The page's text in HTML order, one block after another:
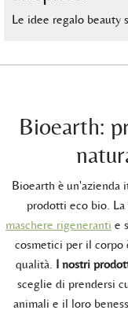
Le idee regalo beauty
Bioearth:
Bioearth è un'azienda
prodotti eco bio. La
maschere rigeneranti e
cosmetici per il corpo
qualità. I nostri
sceglie di prendersi
animali e il loro